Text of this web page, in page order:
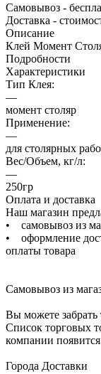
Самовывоз -
Доставка -
Описание
Клей Момент
Подробности
Характеристики
Тип Клея:
—
момент столяр
Применение:
—
для столярных
Вес/Объем, кг/л:
—
250гр
Оплата и доставка
Наш магазин
• самовывоз из
• оформление
оплаты товара
Самовывоз из
Вы можете
Список торговых
компании
Города Доставки